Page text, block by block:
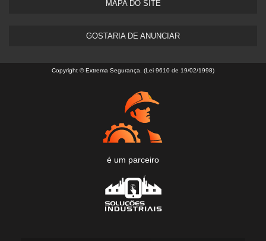
MAPA DO SITE
GOSTARIA DE ANUNCIAR
Copyright © Extrema Segurança. (Lei 9610 de 19/02/1998)
é um parceiro